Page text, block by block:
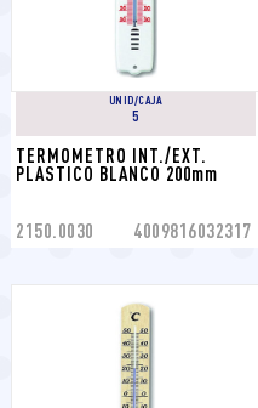
UNID/CAJA
5
TERMOMETRO INT./EXT.
PLASTICO BLANCO 200mm
2150.0030 4009816032317